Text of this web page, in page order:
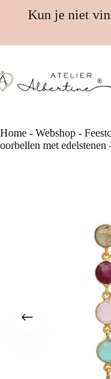
Kun je niet
naar
de
Home - Webshop -
oorbellen met